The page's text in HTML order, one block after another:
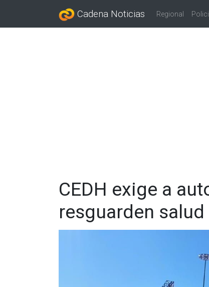
Cadena Noticias Regional
CEDH exige a
resguarden